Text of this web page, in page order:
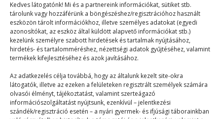
Kedves látogatónk! Mi és a partnereink információkat, sütiket stb.
tárolunk vagy hozzáférünk a böngészéshez/regisztrációhoz használt
eszközön tárolt információkhoz, illetve személyes adatokat (egyedi
azonosítókat, az eszköz által küldött alapvető információkat stb.)
kezelünk személyre szabott hirdetések és tartalmak nyújtásához,
hirdetés- és tartalomméréshez, nézettségi adatok gyűjtéséhez, valamint
termékek kifejlesztéséhez és azok javításához.
Az adatkezelés célja továbbá, hogy az általunk kezelt site-okra
látogatók, illetve az ezeken a felületeken regisztrált személyek számára
olvasói élményt, tájékoztatást, valamint szerteágazó
információszolgáltatást nyújtsunk, ezenkívül – jelentkezési
szándék/regisztráció esetén – a nyári gyermek- és ifjúsági táborainkban
A tábor deszkásai
Táborélmény
2023. 09. 30.
Az új deszkás generáció tagjai itt vannak a PEOPLE